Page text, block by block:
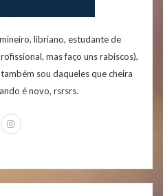
libriano, estudante de
mas faço uns rabiscos),
sou daqueles que cheira
é novo, rsrsrs.